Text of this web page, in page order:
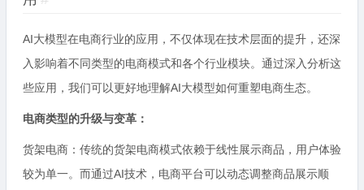
AI大模型在电商行业的应用，不仅体现在技术层面的提升，还深
入影响着不同类型的电商模式和各个行业模块。通过深入分析这
些应用，我们可以更好地理解AI大模型如何重塑电商生态。
电商类型的升级与变革：
货架电商：传统的货架电商模式依赖于线性展示商品，用户体验
较为单一。而通过AI技术，电商平台可以动态调整商品展示顺